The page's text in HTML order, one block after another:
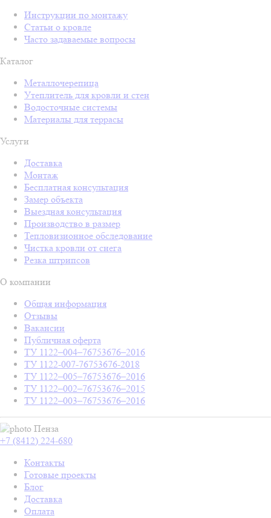
Инструкции по монтажу
Статьи о кровле
Часто задаваемые вопросы
Каталог
Металлочерепица
Утеплитель для кровли и стен
Водосточные системы
Материалы для террасы
Услуги
Доставка
Монтаж
Бесплатная консультация
Замер объекта
Выездная консультация
Производство в размер
Тепловизионное обследование
Чистка кровли от снега
Резка штрипсов
О компании
Общая информация
Отзывы
Вакансии
Публичная оферта
ТУ 1122–004–76753676–2016
ТУ 1122-007-76753676-2018
ТУ 1122–005–76753676–2016
ТУ 1122–002–76753676–2015
ТУ 1122–003–76753676–2016
Пенза
+7 (8412) 224-680
Контакты
Готовые проекты
Блог
Доставка
Оплата